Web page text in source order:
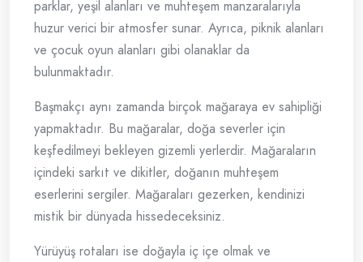
parklar, yeşil alanları ve muhteşem manzaralarıyla
huzur verici bir atmosfer sunar. Ayrıca, piknik alanları
ve çocuk oyun alanları gibi olanaklar da
bulunmaktadır.
Başmakçı aynı zamanda birçok mağaraya ev sahipliği
yapmaktadır. Bu mağaralar, doğa severler için
keşfedilmeyi bekleyen gizemli yerlerdir. Mağaraların
içindeki sarkıt ve dikitler, doğanın muhteşem
eserlerini sergiler. Mağaraları gezerken, kendinizi
mistik bir dünyada hissedeceksiniz.
Yürüyüş rotaları ise doğayla iç içe olmak ve